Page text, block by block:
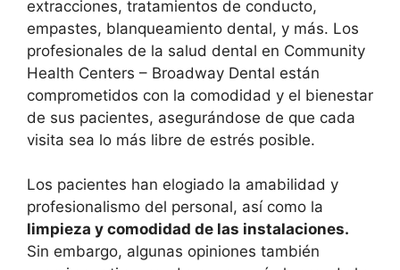
extracciones, tratamientos de conducto,
empastes, blanqueamiento dental, y más. Los
profesionales de la salud dental en Community
Health Centers – Broadway Dental están
comprometidos con la comodidad y el bienestar
de sus pacientes, asegurándose de que cada
visita sea lo más libre de estrés posible.
Los pacientes han elogiado la amabilidad y
profesionalismo del personal, así como la
limpieza y comodidad de las instalaciones.
Sin embargo, algunas opiniones también